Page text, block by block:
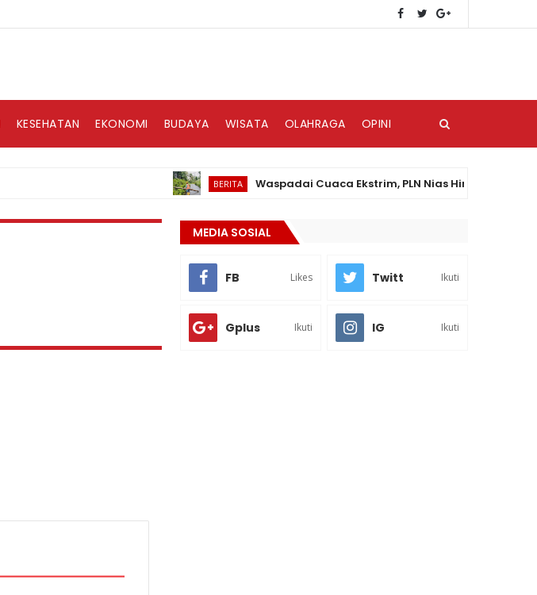
KESEHATAN EKONOMI BUDAYA WISATA OLAHRAGA OPINI
BERITA Waspadai Cuaca Ekstrim, PLN Nias Himbau Masyarakat
MEDIA SOSIAL
FB Likes Twitt Ikuti
Gplus Ikuti IG Ikuti